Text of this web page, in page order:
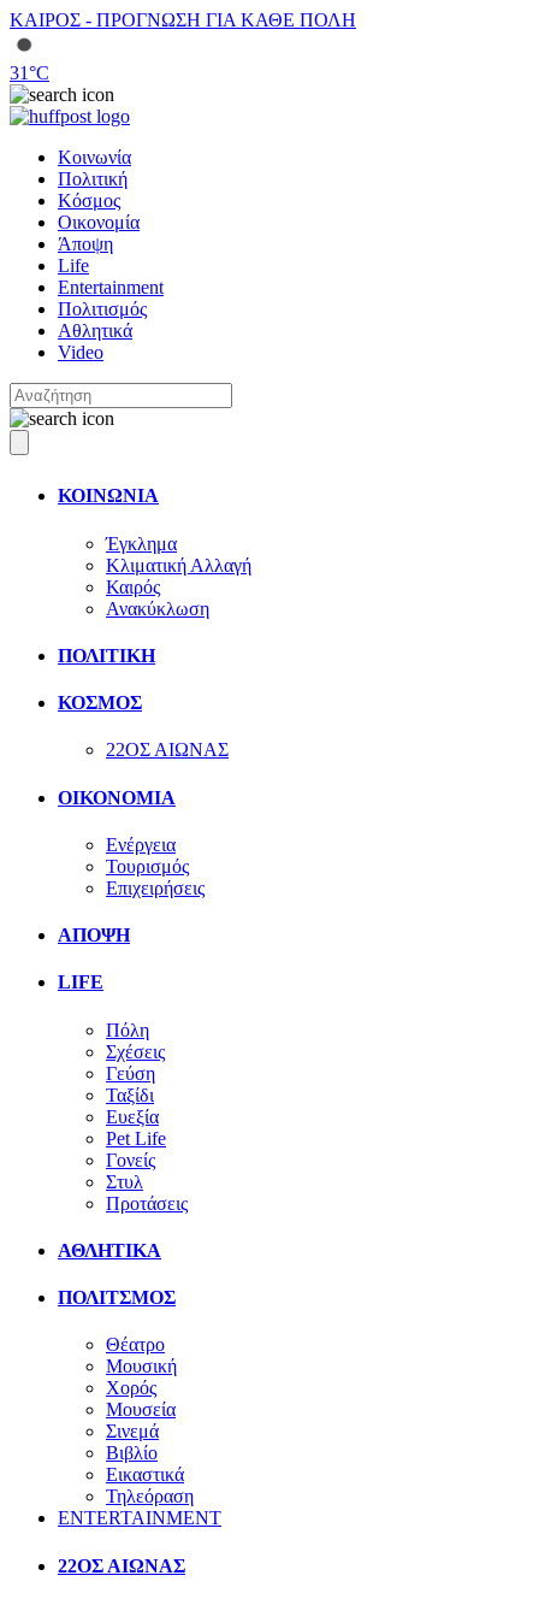
ΚΑΙΡΟΣ - ΠΡΟΓΝΩΣΗ ΓΙΑ ΚΑΘΕ ΠΟΛΗ
31°C
Κοινωνία
Πολιτική
Κόσμος
Οικονομία
Άποψη
Life
Entertainment
Πολιτισμός
Αθλητικά
Video
ΚΟΙΝΩΝΙΑ
Έγκλημα
Κλιματική Αλλαγή
Καιρός
Ανακύκλωση
ΠΟΛΙΤΙΚΗ
ΚΟΣΜΟΣ
22ΟΣ ΑΙΩΝΑΣ
ΟΙΚΟΝΟΜΙΑ
Ενέργεια
Τουρισμός
Επιχειρήσεις
ΑΠΟΨΗ
LIFE
Πόλη
Σχέσεις
Γεύση
Ταξίδι
Ευεξία
Pet Life
Γονείς
Στυλ
Προτάσεις
ΑΘΛΗΤΙΚΑ
ΠΟΛΙΤΣΜΟΣ
Θέατρο
Μουσική
Χορός
Μουσεία
Σινεμά
Βιβλίο
Εικαστικά
Τηλεόραση
ENTERTAINMENT
22ΟΣ ΑΙΩΝΑΣ